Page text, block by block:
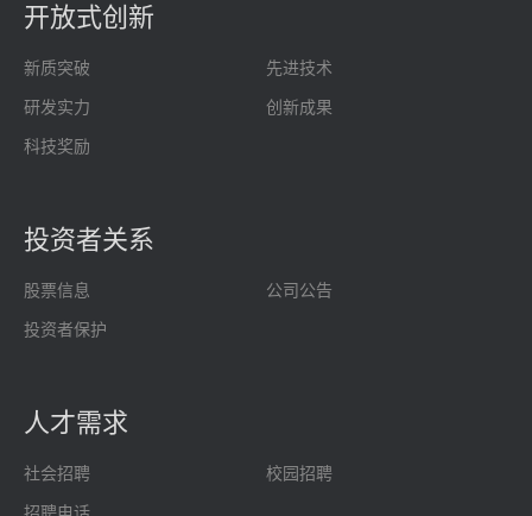
开放式创新
新质突破 先进技术
研发实力 创新成果
科技奖励
投资者关系
股票信息 公司公告
投资者保护
人才需求
社会招聘 校园招聘